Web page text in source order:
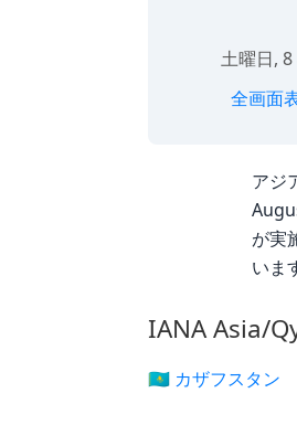
土曜日,
全画面
アジ
が実
いま
IANA Asia/
🇰🇿 カザフスタン